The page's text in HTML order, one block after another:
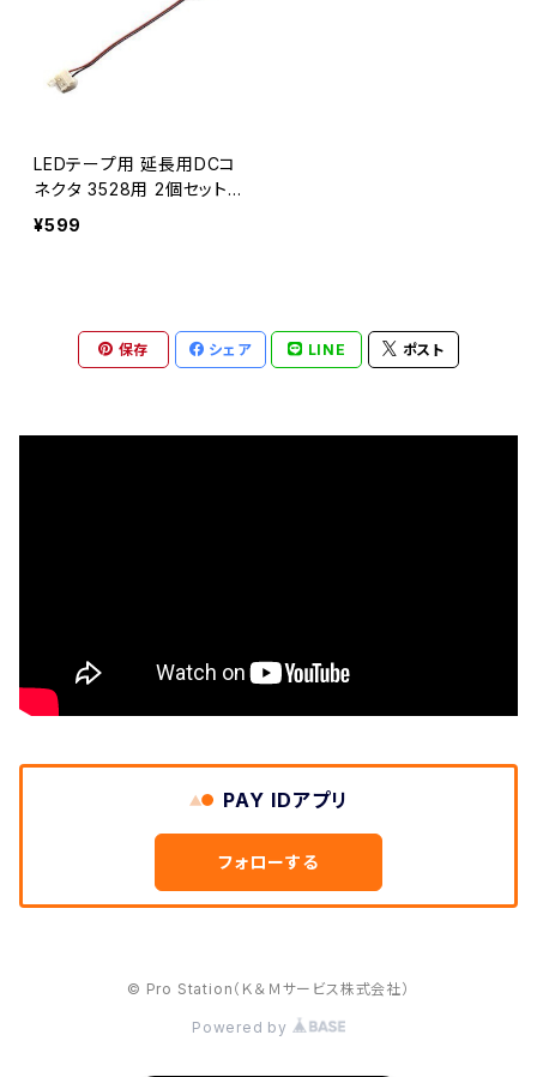
LEDテープ用 延長用DCコ
ネクタ 3528用 2個セット
はんだ付け不要！ テープLE
¥599
保存 シェア LINE ポスト
PAY IDアプリ
フォローする
© Pro Station（Ｋ＆Ｍサービス株式会社）
Powered by